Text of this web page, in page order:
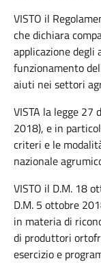
VISTO il
che dichiara
applicazione
funzionamento
aiuti nei settori
VISTA la legge 27
2018), e in
criteri e le
nazionale
VISTO il D.M. 18
D.M. 5 ottobre
in materia di
di produttori
esercizio e